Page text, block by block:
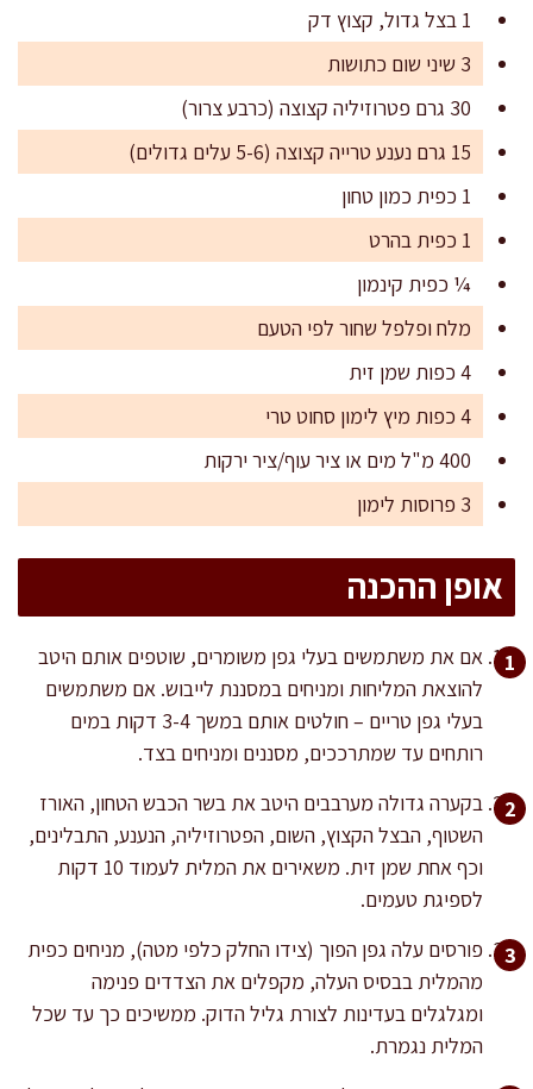
1 בצל גדול, קצוץ דק
3 שיני שום כתושות
30 גרם פטרוזיליה קצוצה (כרבע צרור)
15 גרם נענע טרייה קצוצה (5-6 עלים גדולים)
1 כפית כמון טחון
1 כפית בהרט
¼ כפית קינמון
מלח ופלפל שחור לפי הטעם
4 כפות שמן זית
4 כפות מיץ לימון סחוט טרי
400 מ"ל מים או ציר עוף/ציר ירקות
3 פרוסות לימון
אופן ההכנה
אם את משתמשים בעלי גפן משומרים, שוטפים אותם היטב
להוצאת המליחות ומניחים במסננת לייבוש. אם משתמשים
בעלי גפן טריים – חולטים אותם במשך 3-4 דקות במים
רותחים עד שמתרככים, מסננים ומניחים בצד.
בקערה גדולה מערבבים היטב את בשר הכבש הטחון, האורז
השטוף, הבצל הקצוץ, השום, הפטרוזיליה, הנענע, התבלינים,
וכף אחת שמן זית. משאירים את המלית לעמוד 10 דקות
לספיגת טעמים.
פורסים עלה גפן הפוך (צידו החלק כלפי מטה), מניחים כפית
מהמלית בבסיס העלה, מקפלים את הצדדים פנימה
ומגלגלים בעדינות לצורת גליל הדוק. ממשיכים כך עד שכל
המלית נגמרת.